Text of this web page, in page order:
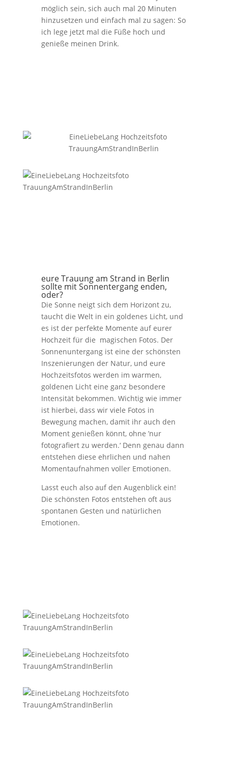
möglich sein, sich auch mal 20 Minuten
hinzusetzen und einfach mal zu sagen: So
ich lege jetzt mal die Füße hoch und
genieße meinen Drink.
eure Trauung am Strand in Berlin
sollte mit Sonnentergang enden,
oder?
Die Sonne neigt sich dem Horizont zu,
taucht die Welt in ein goldenes Licht, und
es ist der perfekte Momente auf eurer
Hochzeit für die magischen Fotos. Der
Sonnenuntergang ist eine der schönsten
Inszenierungen der Natur, und eure
Hochzeitsfotos werden im warmen,
goldenen Licht eine ganz besondere
Intensität bekommen. Wichtig wie immer
ist hierbei, dass wir viele Fotos in
Bewegung machen, damit ihr auch den
Moment genießen könnt, ohne ’nur
fotografiert zu werden.‘ Denn genau dann
entstehen diese ehrlichen und nahen
Momentaufnahmen voller Emotionen.
Lasst euch also auf den Augenblick ein!
Die schönsten Fotos entstehen oft aus
spontanen Gesten und natürlichen
Emotionen.